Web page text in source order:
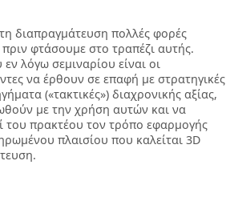
διαπραγμάτευση πολλές φορές
πριν φτάσουμε στο τραπέζι αυτής.
λόγω σεμιναρίου είναι οι
να έρθουν σε επαφή με στρατηγικές
(«τακτικές») διαχρονικής αξίας,
με την χρήση αυτών και να
του πρακτέου τον τρόπο εφαρμογής
πλαισίου που καλείται 3D